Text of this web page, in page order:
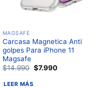
MAGSAFE
Carcasa Magnetica Anti
golpes Para iPhone 11
Magsafe
$14.990 $7.990
LEER MÁS